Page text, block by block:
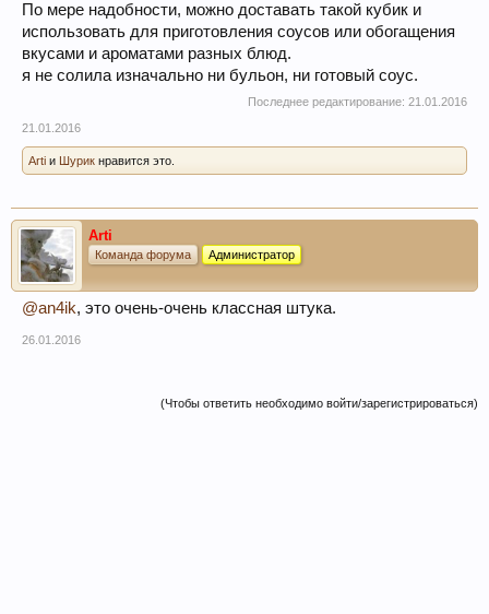
По мере надобности, можно доставать такой кубик и
использовать для приготовления соусов или обогащения
вкусами и ароматами разных блюд.
я не солила изначально ни бульон, ни готовый соус.
Последнее редактирование: 21.01.2016
21.01.2016
Arti и Шурик нравится это.
Arti
Команда форума Администратор
@an4ik, это очень-очень классная штука.
26.01.2016
(Чтобы ответить необходимо войти/зарегистрироваться)